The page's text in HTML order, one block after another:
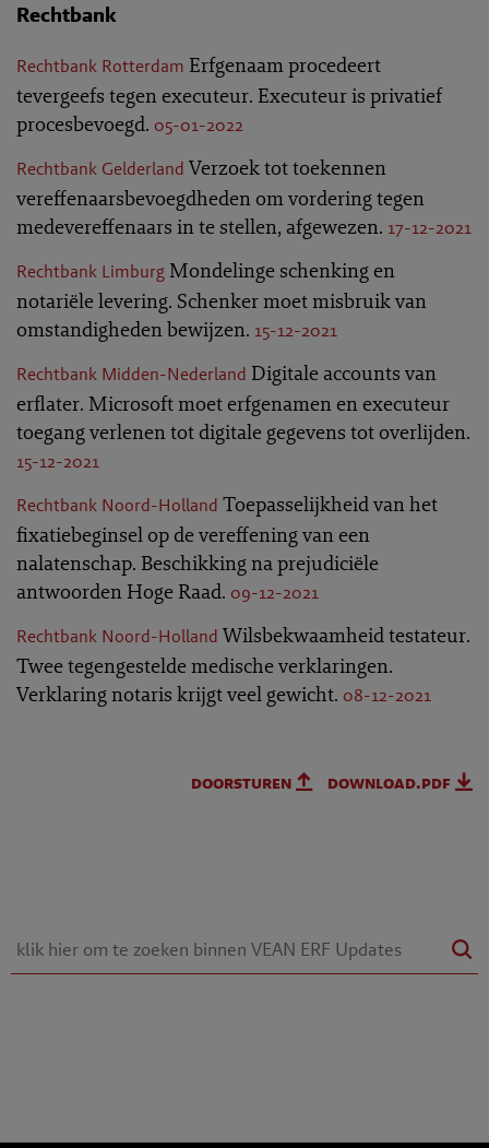
Rechtbank
Rechtbank Rotterdam Erfgenaam procedeert
tevergeefs tegen executeur. Executeur is privatief
procesbevoegd. 05-01-2022
Rechtbank Gelderland Verzoek tot toekennen
vereffenaarsbevoegdheden om vordering tegen
medevereffenaars in te stellen, afgewezen. 17-12-2021
Rechtbank Limburg Mondelinge schenking en
notariële levering. Schenker moet misbruik van
omstandigheden bewijzen. 15-12-2021
Rechtbank Midden-Nederland Digitale accounts van
erflater. Microsoft moet erfgenamen en executeur
toegang verlenen tot digitale gegevens tot overlijden.
15-12-2021
Rechtbank Noord-Holland Toepasselijkheid van het
fixatiebeginsel op de vereffening van een
nalatenschap. Beschikking na prejudiciële
antwoorden Hoge Raad. 09-12-2021
Rechtbank Noord-Holland Wilsbekwaamheid testateur.
Twee tegengestelde medische verklaringen.
Verklaring notaris krijgt veel gewicht. 08-12-2021
doorsturen download.pdf